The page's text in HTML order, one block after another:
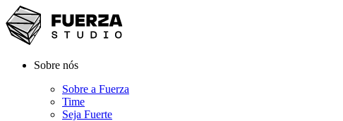
Sobre nós
Sobre a Fuerza
Time
Seja Fuerte